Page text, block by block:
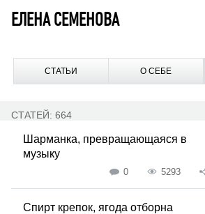
ЕЛЕНА СЕМЕНОВА
СТАТЬИ О СЕБЕ
СТАТЕЙ: 664
Шарманка, превращающаяся в
музыку
0 5293
Спирт крепок, ягода отборна